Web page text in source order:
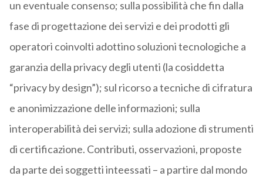
un eventuale consenso; sulla possibilità che fin dalla
fase di progettazione dei servizi e dei prodotti gli
operatori coinvolti adottino soluzioni tecnologiche a
garanzia della privacy degli utenti (la cosiddetta
“privacy by design”); sul ricorso a tecniche di cifratura
e anonimizzazione delle informazioni; sulla
interoperabilità dei servizi; sulla adozione di strumenti
di certificazione. Contributi, osservazioni, proposte
da parte dei soggetti inteessati – a partire dal mondo